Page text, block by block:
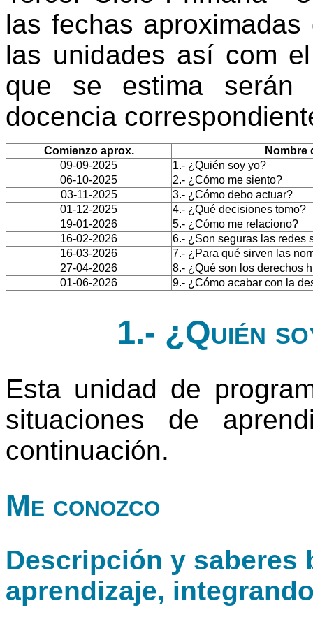
las fechas
las unidades así com
que se estima serán
docencia
Comienzo aprox.
Nombre
09-09-2025
1.- ¿Quién soy yo?
06-10-2025
2.- ¿Cómo me siento?
03-11-2025
3.- ¿Cómo debo actuar?
01-12-2025
4.- ¿Qué decisiones tomo?
19-01-2026
5.- ¿Cómo me relaciono?
16-02-2026
6.- ¿Son seguras las redes
16-03-2026
7.- ¿Para qué sirven las
27-04-2026
8.- ¿Qué son los derechos
01-06-2026
9.- ¿Cómo acabar con la
1.- ¿Quién
Esta unidad de
situaciones de
continuación.
Me conozco
Descripción y saberes
aprendizaje,